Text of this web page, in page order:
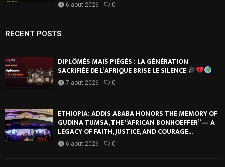
6 août 2026 0
RECENT POSTS
DIPLÔMÉS MAIS PIÉGÉS : LA GÉNÉRATION
SACRIFIÉE DE L’AFRIQUE BRISE LE SILENCE
7 août 2026 0
ETHIOPIA: ADDIS ABABA HONORS THE MEMORY OF
GUDINA TUMSA, THE “AFRICAN BONHOEFFER” — A
LEGACY OF FAITH, JUSTICE, AND COURAGE...
6 août 2026 0